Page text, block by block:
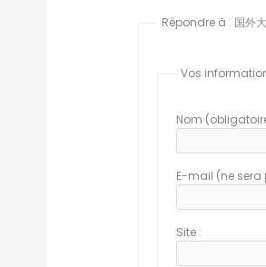
Répondre à : 国外
Vos
Nom
E-mail (ne
Site :